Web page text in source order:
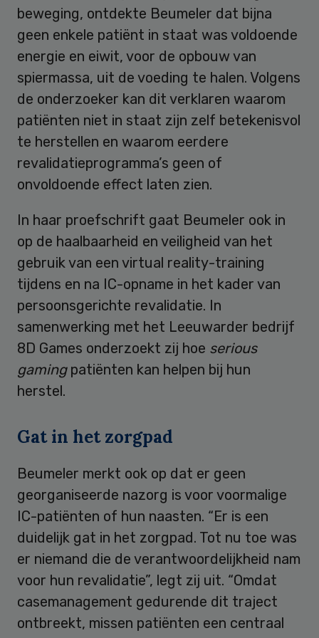
beweging, ontdekte Beumeler dat bijna
geen enkele patiënt in staat was voldoende
energie en eiwit, voor de opbouw van
spiermassa, uit de voeding te halen. Volgens
de onderzoeker kan dit verklaren waarom
patiënten niet in staat zijn zelf betekenisvol
te herstellen en waarom eerdere
revalidatieprogramma’s geen of
onvoldoende effect laten zien.
In haar proefschrift gaat Beumeler ook in
op de haalbaarheid en veiligheid van het
gebruik van een virtual reality-training
tijdens en na IC-opname in het kader van
persoonsgerichte revalidatie. In
samenwerking met het Leeuwarder bedrijf
8D Games onderzoekt zij hoe serious
gamingpatiënten kan helpen bij hun
herstel.
Gat in het zorgpad
Beumeler merkt ook op dat er geen
georganiseerde nazorg is voor voormalige
IC-patiënten of hun naasten. “Er is een
duidelijk gat in het zorgpad. Tot nu toe was
er niemand die de verantwoordelijkheid nam
voor hun revalidatie”, legt zij uit. “Omdat
casemanagement gedurende dit traject
ontbreekt, missen patiënten een centraal